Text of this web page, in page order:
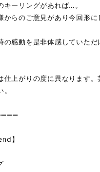
キーリングがあれば…。
からのご意見があり今回形に
の感動を是非体感していただ
上がりの度に異なります。
】